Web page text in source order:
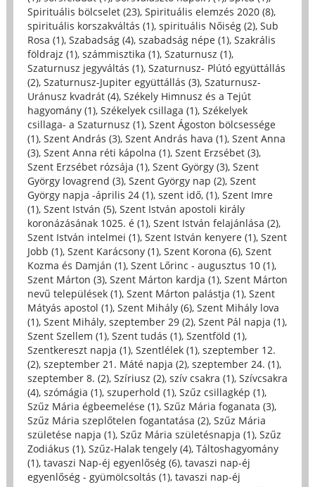
Spirituális bölcselet (23), Spirituális elemzés 2020 (8),
spirituális korszakváltás (1), spirituális Nőiség (2), Sub
Rosa (1), Szabadság (4), szabadság népe (1), Szakrális
földrajz (1), számmisztika (1), Szaturnusz (1),
Szaturnusz jegyváltás (1), Szaturnusz- Plútó együttállás
(2), Szaturnusz-Jupiter együttállás (3), Szaturnusz-
Uránusz kvadrát (4), Székely Himnusz és a Tejút
hagyomány (1), Székelyek csillaga (1), Székelyek
csillaga- a Szaturnusz (1), Szent Ágoston bölcsessége
(1), Szent András (3), Szent András hava (1), Szent Anna
(3), Szent Anna réti kápolna (1), Szent Erzsébet (3),
Szent Erzsébet rózsája (1), Szent György (3), Szent
György lovagrend (3), Szent György nap (2), Szent
György napja -április 24 (1), szent idő, (1), Szent Imre
(1), Szent István (5), Szent István apostoli király
koronázásának 1025. é (1), Szent István felajánlása (2),
Szent István intelmei (1), Szent István kenyere (1), Szent
Jobb (1), Szent Karácsony (1), Szent Korona (6), Szent
Kozma és Damján (1), Szent Lőrinc - augusztus 10 (1),
Szent Márton (3), Szent Márton kardja (1), Szent Márton
nevű települések (1), Szent Márton palástja (1), Szent
Mátyás apostol (1), Szent Mihály (6), Szent Mihály lova
(1), Szent Mihály, szeptember 29 (2), Szent Pál napja (1),
Szent Szellem (1), Szent tudás (1), Szentföld (1),
Szentkereszt napja (1), Szentlélek (1), szeptember 12.
(2), szeptember 21. Máté napja (2), szeptember 24. (1),
szeptember 8. (2), Szíriusz (2), szív csakra (1), Szívcsakra
(4), szómágia (1), szuperhold (1), Szűz csillagkép (1),
Szűz Mária égbeemelése (1), Szűz Mária foganata (3),
Szűz Mária szeplőtelen fogantatása (2), Szűz Mária
születése napja (1), Szűz Mária születésnapja (1), Szűz
Zodiákus (1), Szűz-Halak tengely (4), Táltoshagyomány
(1), tavaszi Nap-éj egyenlőség (6), tavaszi nap-éj
egyenlőség - gyümölcsoltás (1), tavaszi nap-éj